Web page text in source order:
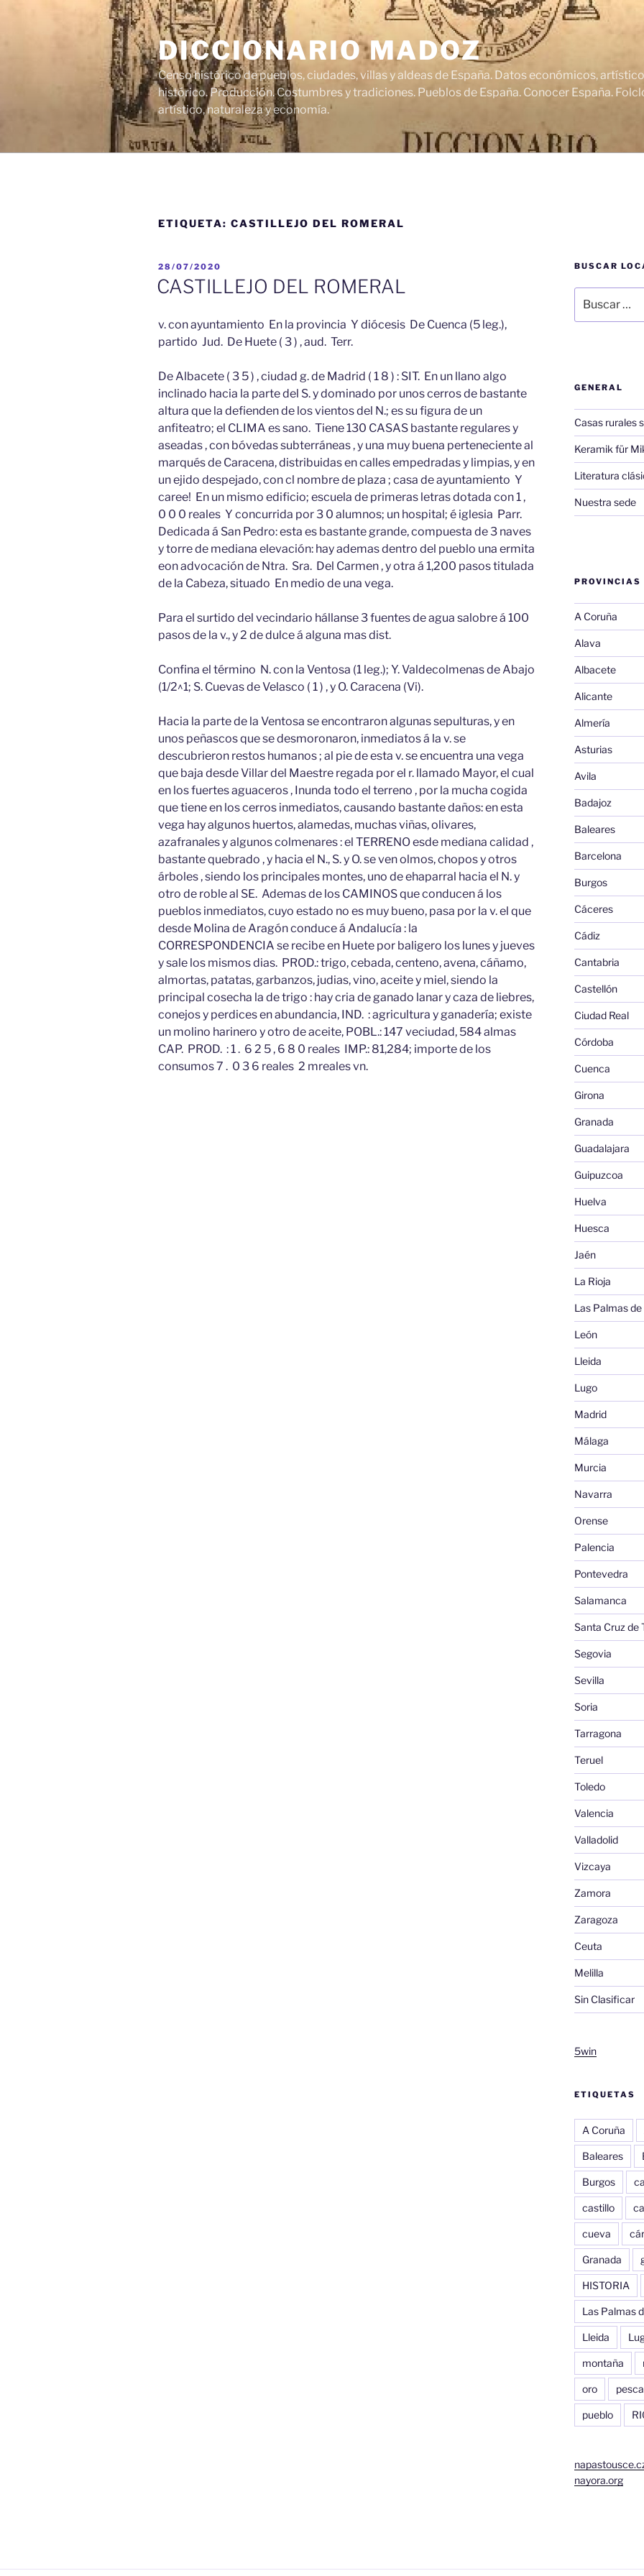
DICCIONARIO MADOZ
Censo histórico de pueblos, ciudades, villas y aldeas de España. Datos económicos,
histórico. Producción. Costumbres y tradiciones. Pueblos de España. Conocer España.
artístico, naturaleza y economía.
ETIQUETA: CASTILLEJO DEL ROMERAL
PUBLICADO
EL
28/07/2020
CASTILLEJO DEL ROMERAL
v. con ayuntamiento En la provincia Y diócesis De Cuenca (5 leg.),
partido Jud. De Huete ( 3 ) , aud. Terr.
De Albacete ( 3 5 ) , ciudad g. de Madrid ( 1 8 ) : SIT. En un llano algo
inclinado hacia la parte del S. y dominado por unos cerros de bastante
altura que la defienden de los vientos del N.; es su figura de un
anfiteatro; el CLIMA es sano. Tiene 130 CASAS bastante regulares y
aseadas , con bóvedas subterráneas , y una muy buena perteneciente al
marqués de Caracena, distribuidas en calles empedradas y limpias, y en
un ejido despejado, con cl nombre de plaza ; casa de ayuntamiento Y
caree! En un mismo edificio; escuela de primeras letras dotada con 1 ,
0 0 0 reales Y concurrida por 3 0 alumnos; un hospital; é iglesia Parr.
Dedicada á San Pedro: esta es bastante grande, compuesta de 3 naves
y torre de mediana elevación: hay ademas dentro del pueblo una ermita
eon advocación de Ntra. Sra. Del Carmen , y otra á 1,200 pasos titulada
de la Cabeza, situado En medio de una vega.
Para el surtido del vecindario hállanse 3 fuentes de agua salobre á 100
pasos de la v., y 2 de dulce á alguna mas dist.
Confina el término N. con la Ventosa (1 leg.); Y. Valdecolmenas de Abajo
(1/2^1; S. Cuevas de Velasco ( 1 ) , y O. Caracena (Vi).
Hacia la parte de la Ventosa se encontraron algunas sepulturas, y en
unos peñascos que se desmoronaron, inmediatos á la v. se
descubrieron restos humanos ; al pie de esta v. se encuentra una vega
que baja desde Villar del Maestre regada por el r. llamado Mayor, el cual
en los fuertes aguaceros , Inunda todo el terreno , por la mucha cogida
que tiene en los cerros inmediatos, causando bastante daños: en esta
vega hay algunos huertos, alamedas, muchas viñas, olivares,
azafranales y algunos colmenares : el TERRENO esde mediana calidad ,
bastante quebrado , y hacia el N., S. y O. se ven olmos, chopos y otros
árboles , siendo los principales montes, uno de ehaparral hacia el N. y
otro de roble al SE. Ademas de los CAMINOS que conducen á los
pueblos inmediatos, cuyo estado no es muy bueno, pasa por la v. el que
desde Molina de Aragón conduce á Andalucía : la
CORRESPONDENCIA se recibe en Huete por baligero los lunes y jueves
y sale los mismos dias. PROD.: trigo, cebada, centeno, avena, cáñamo,
almortas, patatas, garbanzos, judias, vino, aceite y miel, siendo la
principal cosecha la de trigo : hay cria de ganado lanar y caza de liebres,
conejos y perdices en abundancia, IND. : agricultura y ganadería; existe
un molino harinero y otro de aceite, POBL.: 147 veciudad, 584 almas
CAP. PROD. : 1 . 6 2 5 , 6 8 0 reales IMP.: 81,284; importe de los
consumos 7 . 0 3 6 reales 2 mreales vn.
BUSCAR
por:
GENERAL
Casas rurales
Keramik für
Literatura
Nuestra sede
PROVINCIAS
A Coruña
Alava
Albacete
Alicante
Almería
Asturias
Avila
Badajoz
Baleares
Barcelona
Burgos
Cáceres
Cádiz
Cantabria
Castellón
Ciudad Real
Córdoba
Cuenca
Girona
Granada
Guadalajara
Guipuzcoa
Huelva
Huesca
Jaén
La Rioja
Las Palmas
León
Lleida
Lugo
Madrid
Málaga
Murcia
Navarra
Orense
Palencia
Pontevedra
Salamanca
Santa Cruz de
Segovia
Sevilla
Soria
Tarragona
Teruel
Toledo
Valencia
Valladolid
Vizcaya
Zamora
Zaragoza
Ceuta
Melilla
Sin Clasificar
5win
ETIQUETAS
A Coruña
Baleares
Burgos
castillo
cueva
Granada
HISTORIA
Las Palmas
Lleida
montaña
oro pesca
pueblo
nayora.org